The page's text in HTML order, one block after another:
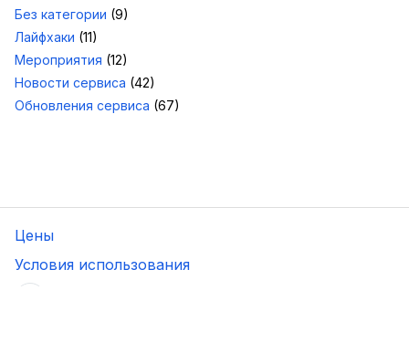
Без категории (9)
Лайфхаки (11)
Мероприятия (12)
Новости сервиса (42)
Обновления сервиса (67)
Цены
Условия использования